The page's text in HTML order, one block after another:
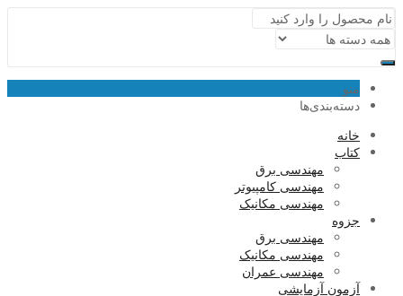
منو
دسته‌بندی‌ها
خانه
کتاب
مهندسی برق
مهندسی کامپیوتر
مهندسی مکانیک
جزوه
مهندسی برق
مهندسی مکانیک
مهندسی عمران
آزمون آزمایشی